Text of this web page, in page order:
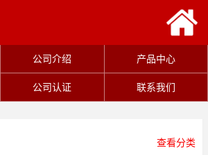
公司介绍 产品中心
公司认证 联系我们
查看分类